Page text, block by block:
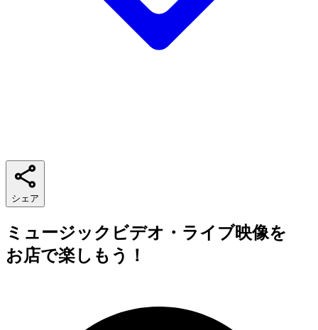
シェア
ミュージックビデオ・ライブ映像を
お店で楽しもう！